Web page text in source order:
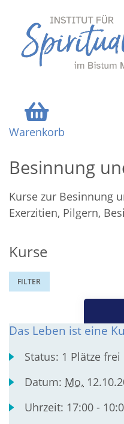
Warenkorb
Besinnung
Kurse zur Besinnung
Exerzitien, Pilgern,
Kurse
FILTER
Das Leben ist eine
Status: 1 Plätze frei
Datum: Mo.
Uhrzeit: 17:00 -